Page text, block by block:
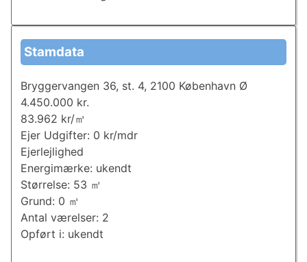
Stamdata
Bryggervangen 36, st. 4, 2100 København Ø
4.450.000 kr.
83.962 kr/㎡
Ejer Udgifter: 0 kr/mdr
Ejerlejlighed
Energimærke: ukendt
Størrelse: 53 ㎡
Grund: 0 ㎡
Antal værelser: 2
Opført i: ukendt